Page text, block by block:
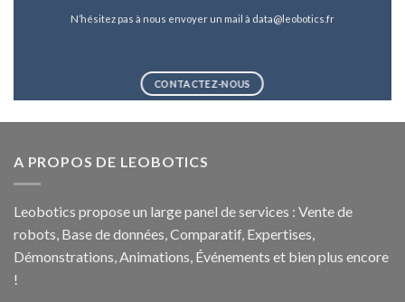
N’hésitez pas à nous envoyer un mail à data@leobotics.fr
CONTACTEZ-NOUS
A PROPOS DE LEOBOTICS
Leobotics propose un large panel de services : Vente de
robots, Base de données, Comparatif, Expertises,
Démonstrations, Animations, Événements et bien plus encore
!